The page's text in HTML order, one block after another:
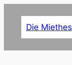
Die Miethes